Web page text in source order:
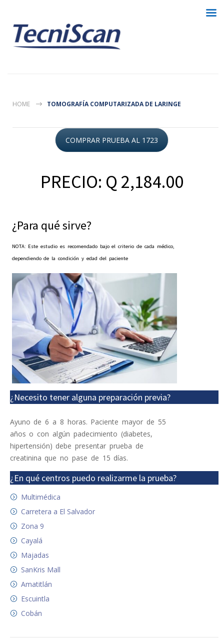
HOME TOMOGRAFÍA COMPUTARIZADA DE LARINGE
COMPRAR PRUEBA AL 1723
PRECIO: Q 2,184.00
¿Para qué sirve?
NOTA: Este estudio es recomendado bajo el criterio de cada médico,
dependiendo de la condición y edad del paciente
¿Necesito tener alguna preparación previa?
Ayuno de 6 a 8 horas. Paciente mayor de 55
años o con algún padecimiento (diabetes,
hipertensión) debe presentar prueba de
creatinina que no pase de 15 días.
¿En qué centros puedo realizarme la prueba?
Multimédica
Carretera a El Salvador
Zona 9
Cayalá
Majadas
SanKris Mall
Amatitlán
Escuintla
Cobán